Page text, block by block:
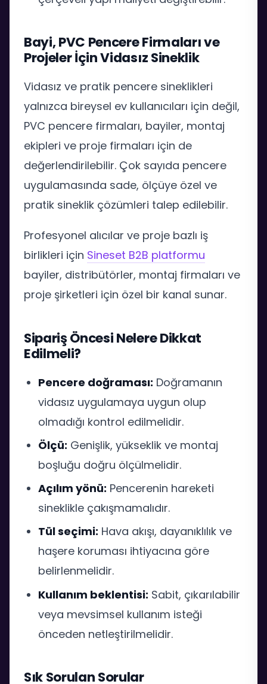
Bayi, PVC Pencere Firmaları ve
Projeler İçin Vidasız Sineklik
Vidasız ve pratik pencere sineklikleri
yalnızca bireysel ev kullanıcıları için değil,
PVC pencere firmaları, bayiler, montaj
ekipleri ve proje firmaları için de
değerlendirilebilir. Çok sayıda pencere
uygulamasında sade, ölçüye özel ve
pratik sineklik çözümleri talep edilebilir.
Profesyonel alıcılar ve proje bazlı iş
birlikleri için Sineset B2B platformu
bayiler, distribütörler, montaj firmaları ve
proje şirketleri için özel bir kanal sunar.
Sipariş Öncesi Nelere Dikkat
Edilmeli?
Pencere doğraması: Doğramanın
vidasız uygulamaya uygun olup
olmadığı kontrol edilmelidir.
Ölçü: Genişlik, yükseklik ve montaj
boşluğu doğru ölçülmelidir.
Açılım yönü: Pencerenin hareketi
sineklikle çakışmamalıdır.
Tül seçimi: Hava akışı, dayanıklılık ve
haşere koruması ihtiyacına göre
belirlenmelidir.
Kullanım beklentisi: Sabit, çıkarılabilir
veya mevsimsel kullanım isteği
önceden netleştirilmelidir.
Sık Sorulan Sorular